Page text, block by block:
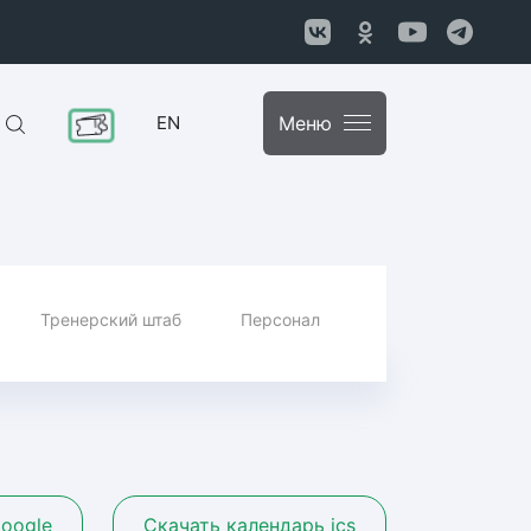
EN Меню
Тренерский штаб Персонал
Скачать календарь ics